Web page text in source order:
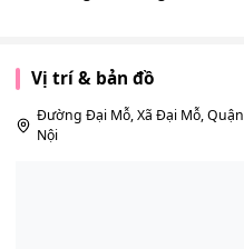
Vị trí & bản đồ
Đường Đại Mỗ, Xã Đại Mỗ, Quận
Nội